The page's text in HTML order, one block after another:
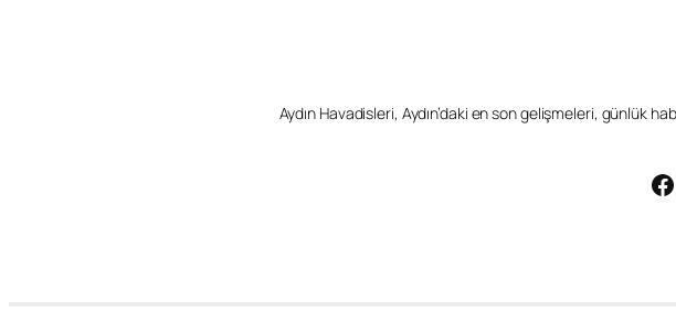
Aydın Havadisleri, Aydın’daki en son gelişmeleri, günlük